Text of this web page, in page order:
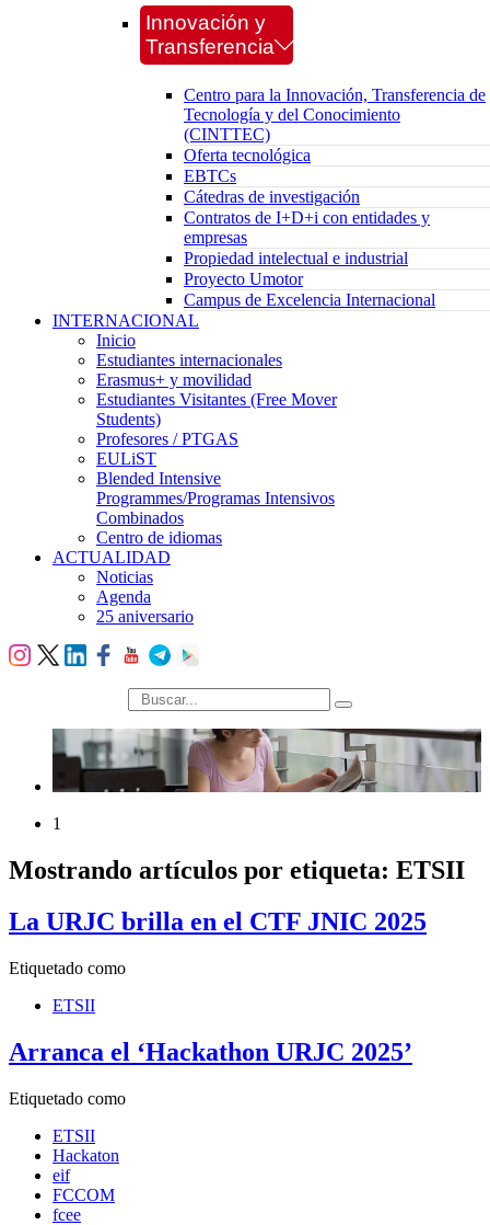
Innovación y
Transferencia
Centro para la Innovación, Transferencia de
Tecnología y del Conocimiento
(CINTTEC)
Oferta tecnológica
EBTCs
Cátedras de investigación
Contratos de I+D+i con entidades y
empresas
Propiedad intelectual e industrial
Proyecto Umotor
Campus de Excelencia Internacional
INTERNACIONAL
Inicio
Estudiantes internacionales
Erasmus+ y movilidad
Estudiantes Visitantes (Free Mover
Students)
Profesores / PTGAS
EULiST
Blended Intensive
Programmes/Programas Intensivos
Combinados
Centro de idiomas
ACTUALIDAD
Noticias
Agenda
25 aniversario
búsqueda
1
Mostrando artículos por etiqueta: ETSII
La URJC brilla en el CTF JNIC 2025
Etiquetado como
ETSII
Arranca el ‘Hackathon URJC 2025’
Etiquetado como
ETSII
Hackaton
eif
FCCOM
fcee